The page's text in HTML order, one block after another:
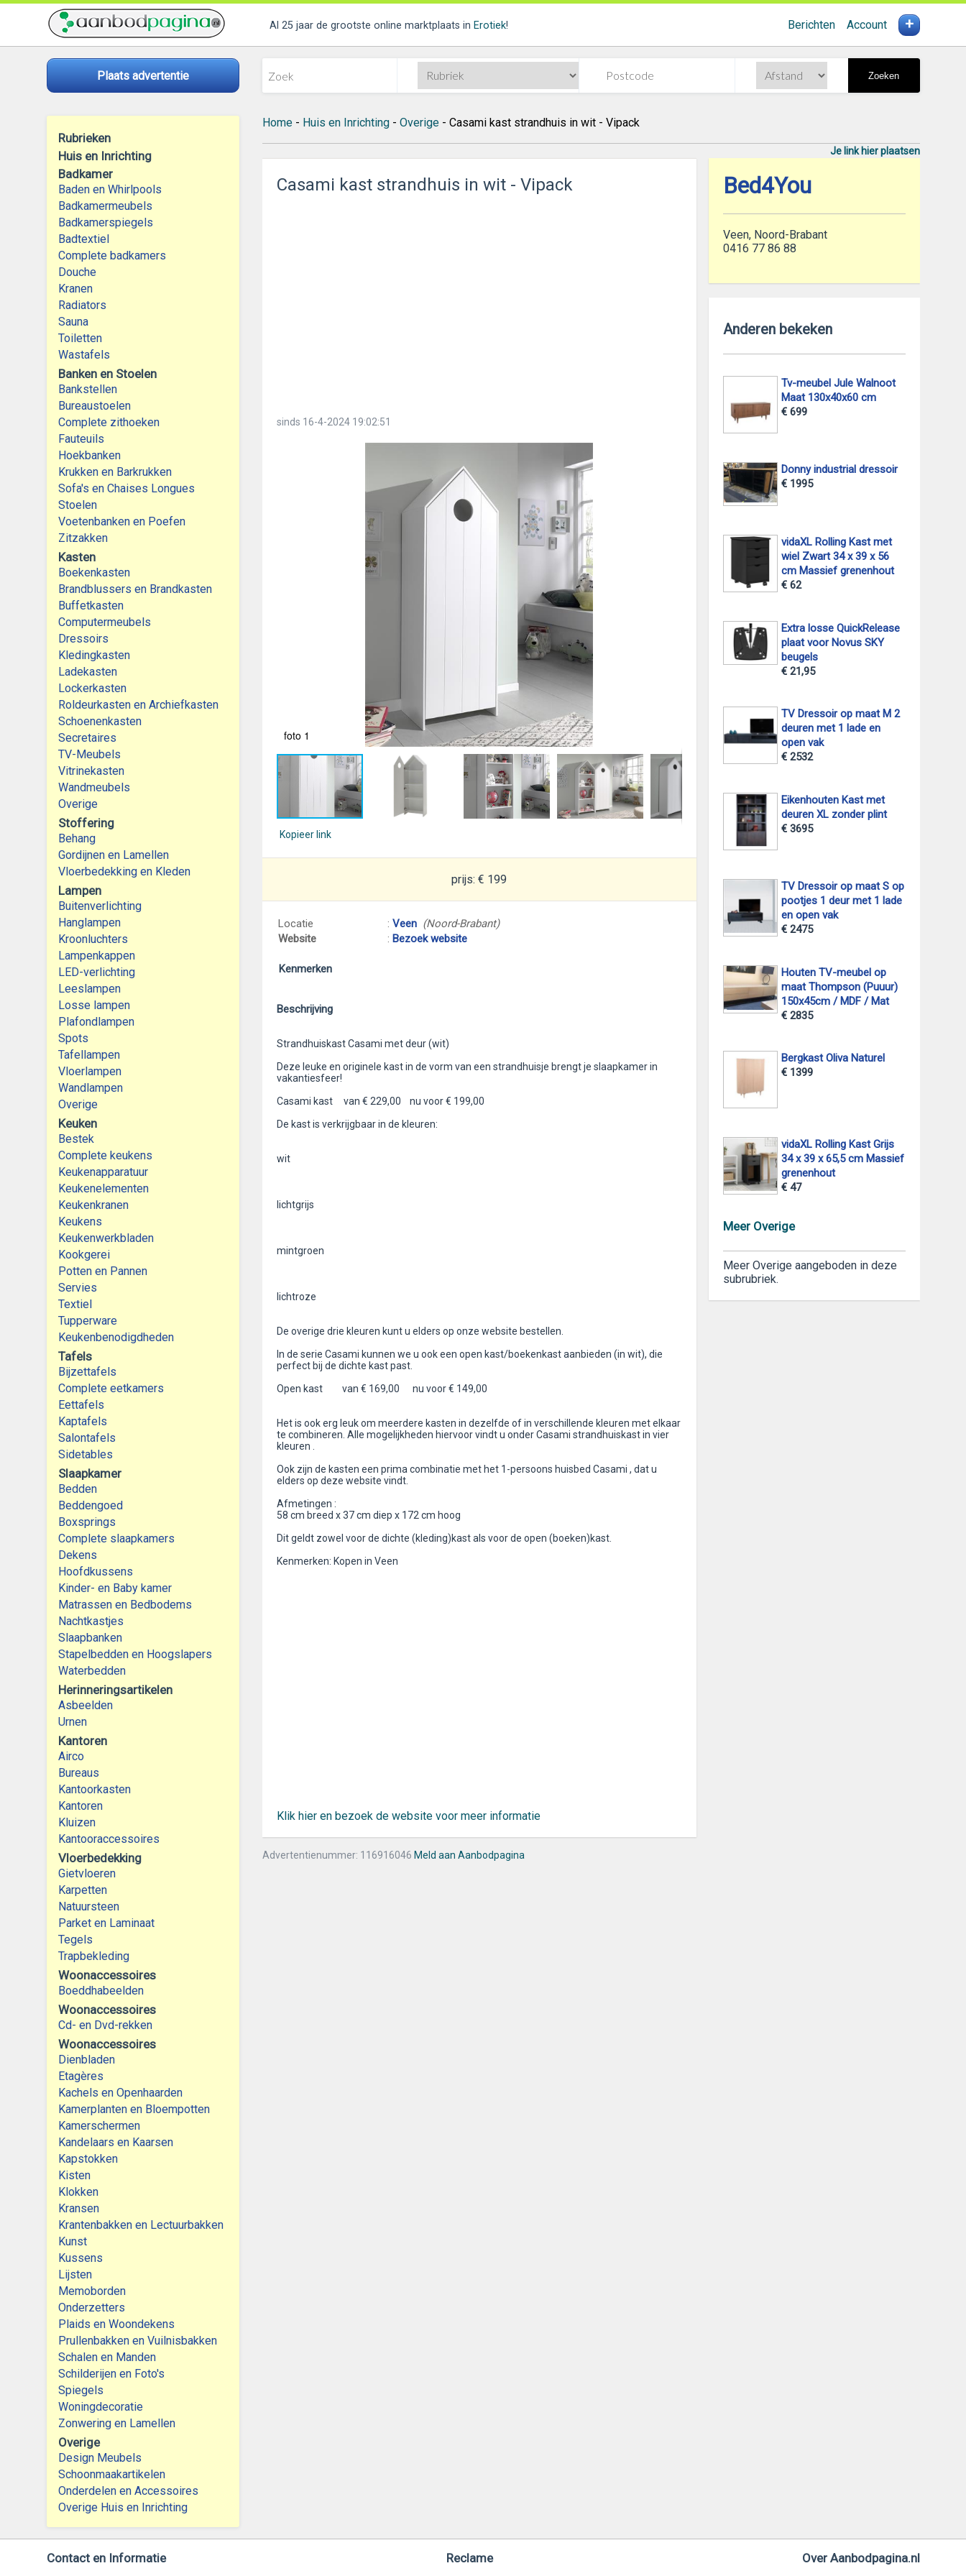
Al 25 jaar de grootste online marktplaats in Erotiek! Berichten Account +
Plaats advertentie Zoeken
Rubrieken
Huis en Inrichting
Badkamer
Baden en Whirlpools
Badkamermeubels
Badkamerspiegels
Badtextiel
Complete badkamers
Douche
Kranen
Radiators
Sauna
Toiletten
Wastafels
Banken en Stoelen
Bankstellen
Bureaustoelen
Complete zithoeken
Fauteuils
Hoekbanken
Krukken en Barkrukken
Sofa's en Chaises Longues
Stoelen
Voetenbanken en Poefen
Zitzakken
Kasten
Boekenkasten
Brandblussers en Brandkasten
Buffetkasten
Computermeubels
Dressoirs
Kledingkasten
Ladekasten
Lockerkasten
Roldeurkasten en Archiefkasten
Schoenenkasten
Secretaires
TV-Meubels
Vitrinekasten
Wandmeubels
Overige
Stoffering
Behang
Gordijnen en Lamellen
Vloerbedekking en Kleden
Lampen
Buitenverlichting
Hanglampen
Kroonluchters
Lampenkappen
LED-verlichting
Leeslampen
Losse lampen
Plafondlampen
Spots
Tafellampen
Vloerlampen
Wandlampen
Overige
Keuken
Bestek
Complete keukens
Keukenapparatuur
Keukenelementen
Keukenkranen
Keukens
Keukenwerkbladen
Kookgerei
Potten en Pannen
Servies
Textiel
Tupperware
Keukenbenodigdheden
Tafels
Bijzettafels
Complete eetkamers
Eettafels
Kaptafels
Salontafels
Sidetables
Slaapkamer
Bedden
Beddengoed
Boxsprings
Complete slaapkamers
Dekens
Hoofdkussens
Kinder- en Baby kamer
Matrassen en Bedbodems
Nachtkastjes
Slaapbanken
Stapelbedden en Hoogslapers
Waterbedden
Herinneringsartikelen
Asbeelden
Urnen
Kantoren
Airco
Bureaus
Kantoorkasten
Kantoren
Kluizen
Kantooraccessoires
Vloerbedekking
Gietvloeren
Karpetten
Natuursteen
Parket en Laminaat
Tegels
Trapbekleding
Woonaccessoires
Boeddhabeelden
Woonaccessoires
Cd- en Dvd-rekken
Woonaccessoires
Dienbladen
Etagères
Kachels en Openhaarden
Kamerplanten en Bloempotten
Kamerschermen
Kandelaars en Kaarsen
Kapstokken
Kisten
Klokken
Kransen
Krantenbakken en Lectuurbakken
Kunst
Kussens
Lijsten
Memoborden
Onderzetters
Plaids en Woondekens
Prullenbakken en Vuilnisbakken
Schalen en Manden
Schilderijen en Foto's
Spiegels
Woningdecoratie
Zonwering en Lamellen
Overige
Design Meubels
Schoonmaakartikelen
Onderdelen en Accessoires
Overige Huis en Inrichting
Home- Huis en Inrichting- Overige- Casami kast strandhuis in wit - Vipack
Je link hier plaatsen
Casami kast strandhuis in wit - Vipack
sinds 16-4-2024 19:02:51
foto 1
Kopieer link
prijs: € 199
Locatie : Veen (Noord-Brabant)
Website
: Bezoek website
Kenmerken
Beschrijving
Strandhuiskast Casami met deur (wit)
Deze leuke en originele kast in de vorm van een strandhuisje brengt je slaapkamer in
vakantiesfeer!
Casami kast van € 229,00 nu voor € 199,00
De kast is verkrijgbaar in de kleuren:
wit
lichtgrijs
mintgroen
lichtroze
De overige drie kleuren kunt u elders op onze website bestellen.
In de serie Casami kunnen we u ook een open kast/boekenkast aanbieden (in wit), die
perfect bij de dichte kast past.
Open kast van € 169,00 nu voor € 149,00
Het is ook erg leuk om meerdere kasten in dezelfde of in verschillende kleuren met elkaar
te combineren. Alle mogelijkheden hiervoor vindt u onder Casami strandhuiskast in vier
kleuren .
Ook zijn de kasten een prima combinatie met het 1-persoons huisbed Casami , dat u
elders op deze website vindt.
Afmetingen :
58 cm breed x 37 cm diep x 172 cm hoog
Dit geldt zowel voor de dichte (kleding)kast als voor de open (boeken)kast.
Kenmerken: Kopen in Veen
Klik hier en bezoek de website voor meer informatie
Advertentienummer: 116916046 Meld aan Aanbodpagina
Bed4You
Veen, Noord-Brabant
0416 77 86 88
Anderen bekeken
Tv-meubel Jule Walnoot
Maat 130x40x60 cm
€ 699
Donny industrial dressoir
€ 1995
vidaXL Rolling Kast met
wiel Zwart 34 x 39 x 56
cm Massief grenenhout
€ 62
Extra losse QuickRelease
plaat voor Novus SKY
beugels
€ 21,95
TV Dressoir op maat M 2
deuren met 1 lade en
open vak
€ 2532
Eikenhouten Kast met
deuren XL zonder plint
€ 3695
TV Dressoir op maat S op
pootjes 1 deur met 1 lade
en open vak
€ 2475
Houten TV-meubel op
maat Thompson (Puuur)
150x45cm / MDF / Mat
€ 2835
Bergkast Oliva Naturel
€ 1399
vidaXL Rolling Kast Grijs
34 x 39 x 65,5 cm Massief
grenenhout
€ 47
Meer Overige
Meer Overige aangeboden in deze
subrubriek.
Contact en Informatie Reclame Over Aanbodpagina.nl